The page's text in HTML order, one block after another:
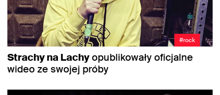
#rock
Strachy na Lachyopublikowały oficjalne
wideo ze swojej próby